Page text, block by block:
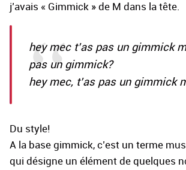
j’avais « Gimmick » de M dans la tête.
hey mec t’as pas un gimmick
pas un gimmick?
hey mec, t’as pas un gimmick
Du style!
A la base gimmick, c’est un terme
qui désigne un élément de quelques